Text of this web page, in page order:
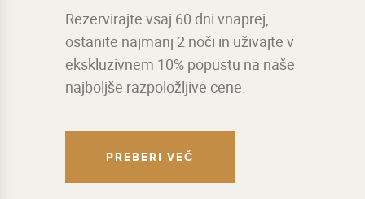
Rezervirajte vsaj 60 dni vnaprej,
ostanite najmanj 2 noči in uživajte v
ekskluzivnem 10% popustu na naše
najboljše razpoložljive cene.
PREBERI VEČ